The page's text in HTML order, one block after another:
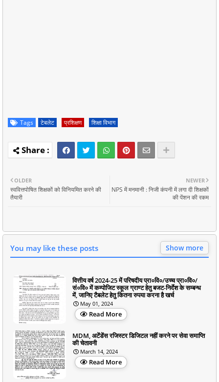
Tags टेबलेट प्रशिक्षण शिक्षा विभाग
NEWER
NPS में मनमानी : निजी कंपनी में लगा दी शिक्षकों
की पेंशन की रकम
OLDER
स्ववित्तपोषित शिक्षकों को विनियमित करने की
तैयारी
You may like these posts Show more
वित्तीय वर्ष 2024-25 में परिषदीय प्रा०वि०/उच्च प्रा०वि०/
सं०वि० में कम्पोजिट स्कूल ग्राण्ट हेतु बजट-निर्देश के सम्बन्ध
में, जानिए टैबलेट हेतु कितना रुपया करना है खर्च
May 01, 2024
Read More
MDM, अटेंडेंस रजिस्टर डिजिटल नहीं करने पर सेवा समाप्ति
की चेतावनी
March 14, 2024
Read More